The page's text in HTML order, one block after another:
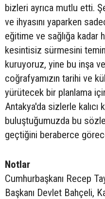
bizleri ayrıca mutlu etti.
ve ihyasını yaparken
eğitime ve sağlığa kadar
kesintisiz sürmesini
kuruyoruz, yine bu inşa
coğrafyamızın tarihi ve
yürütecek bir planlama
Antakya'da sizlerle kalıcı
buluştuğumuzda bu
geçtiğini beraberce
Notlar
Cumhurbaşkanı Recep
Başkanı Devlet Bahçeli,